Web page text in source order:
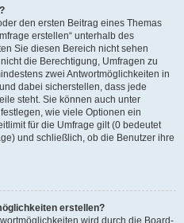
den ersten Beitrag eines Themas
erstellen“ unterhalb des
Sie diesen Bereich nicht sehen
die Berechtigung, Umfragen zu
zwei Antwortmöglichkeiten in
dabei sicherstellen, dass jede
steht. Sie können auch unter
wie viele Optionen ein
für die Umfrage gilt (0 bedeutet
und schließlich, ob die Benutzer ihre
erstellen?
wird durch die Board-